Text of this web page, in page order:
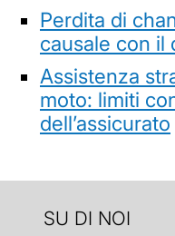
Perdita di
causale con il
Assistenza
moto: limiti
dell’assicurato
SU DI NOI